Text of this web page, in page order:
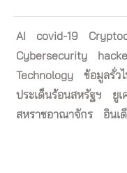
AI covid-19
Cybersecurity
Technology
ข้อมูลรั่ว
ประเด็นร้อนสหรัฐฯ
ยูเ
สหราชอาณาจักร
อินเ